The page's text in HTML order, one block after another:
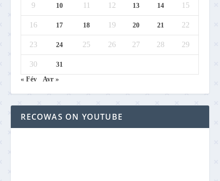
9 10 11 12 13 14 15
16 17 18 19 20 21 22
23 24 25 26 27 28 29
30
31
« Fév
Avr »
RECOWAS ON YOUTUBE